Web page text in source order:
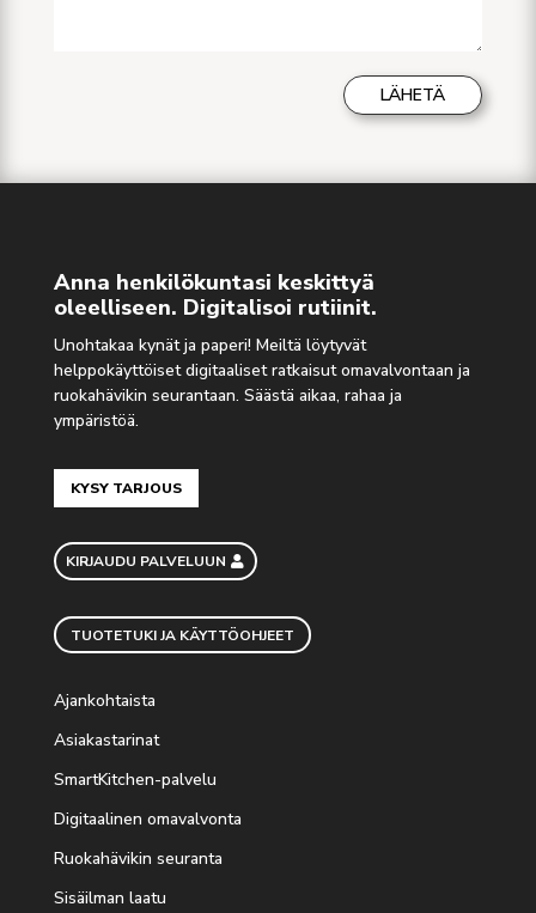
LÄHETÄ
Anna henkilökuntasi keskittyä
oleelliseen. Digitalisoi rutiinit.
Unohtakaa kynät ja paperi! Meiltä löytyvät
helppokäyttöiset digitaaliset ratkaisut omavalvontaan ja
ruokahävikin seurantaan. Säästä aikaa, rahaa ja
ympäristöä.
KYSY TARJOUS
KIRJAUDU PALVELUUN
TUOTETUKI JA KÄYTTÖOHJEET
Ajankohtaista
Asiakastarinat
SmartKitchen-palvelu
Digitaalinen omavalvonta
Ruokahävikin seuranta
Sisäilman laatu